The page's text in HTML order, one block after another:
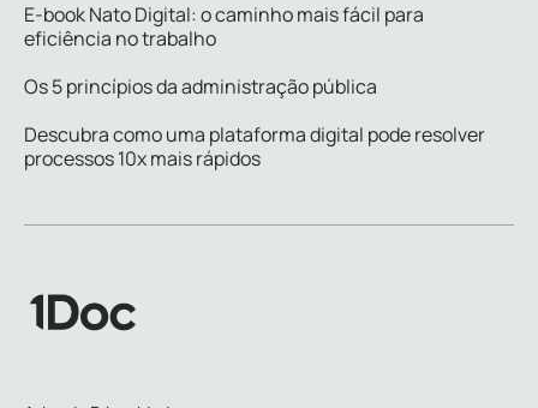
E-book Nato Digital: o caminho mais fácil para
eficiência no trabalho
Os 5 princípios da administração pública
Descubra como uma plataforma digital pode resolver
processos 10x mais rápidos